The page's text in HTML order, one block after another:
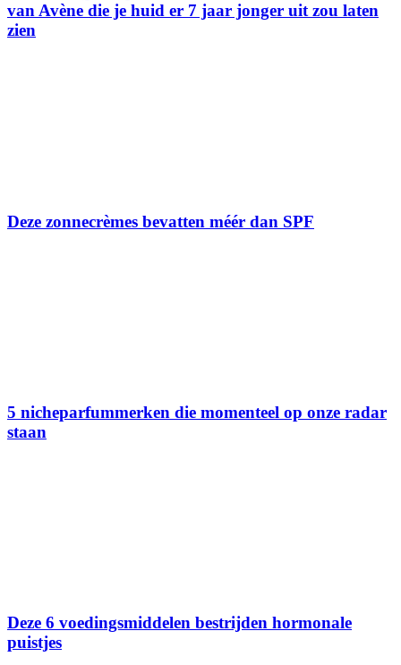
van Avène die je huid er 7 jaar jonger uit zou laten
zien
Deze zonnecrèmes bevatten méér dan SPF
5 nicheparfummerken die momenteel op onze radar
staan
Deze 6 voedingsmiddelen bestrijden hormonale
puistjes